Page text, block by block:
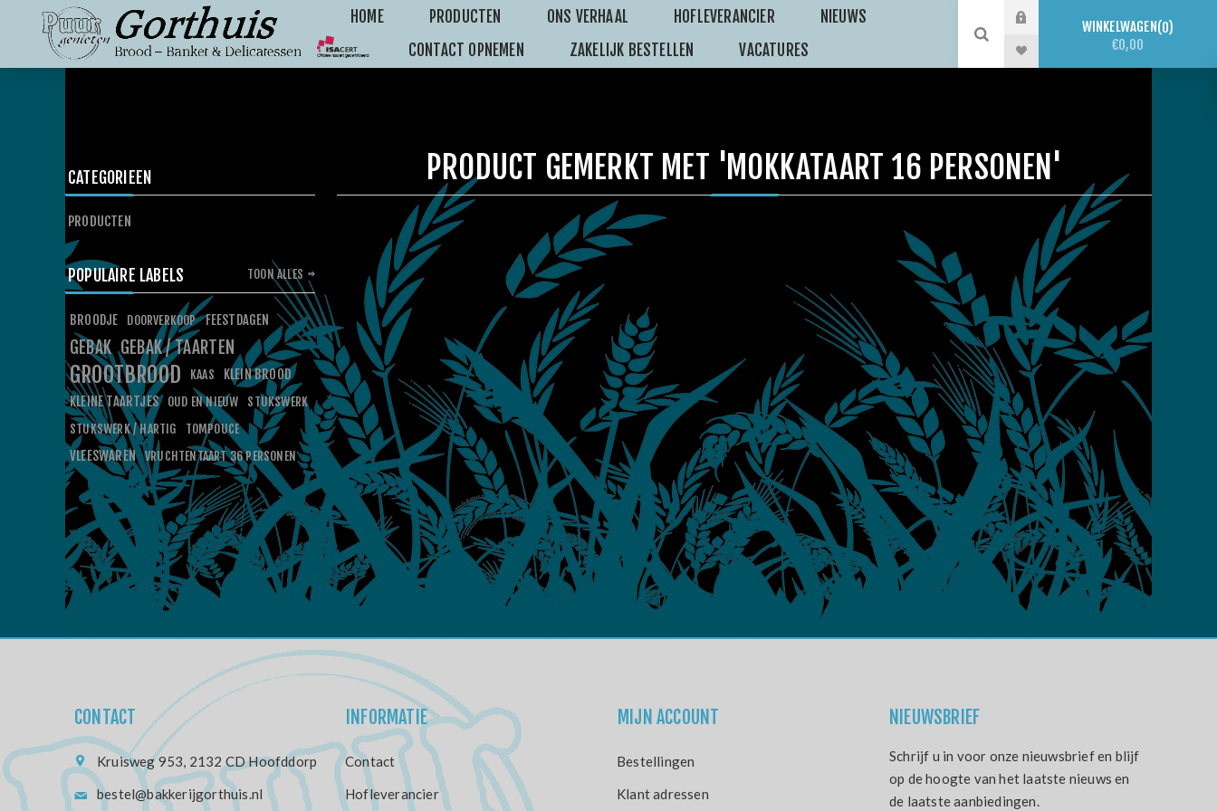
HOME PRODUCTEN ONS VERHAAL HOFLEVERANCIER
NIEUWS
CONTACT OPNEMEN
ZAKELIJK BESTELLEN VACATURES
WINKELWAGEN 0
€0,00
PRODUCT GEMERKT MET 'MOKKATAART 16 PERSONEN'
CATEGORIEEN
PRODUCTEN
POPULAIRE LABELS
BROODJE DOORVERKOOP FEESTDAGEN
GEBAK GEBAK / TAARTEN
GROOTBROOD KAAS
KLEIN BROOD
KLEINE TAARTJES
OUD EN NIEUW
STUKSWERK
STUKSWERK / HARTIG
TOMPOUCE
VLEESWAREN VRUCHTENTAART 36 PERSONEN
TOON ALLES
CONTACT
Kruisweg 953, 2132 CD Hoofddorp
bestel@bakkerijgorthuis.nl
INFORMATIE
Contact
Hofleverancier
MIJN ACCOUNT
Bestellingen
Klant adressen
NIEUWSBRIEF
Schrijf u in voor onze nieuwsbrief en blijf
op de hoogte van het laatste nieuws en
de laatste aanbiedingen.